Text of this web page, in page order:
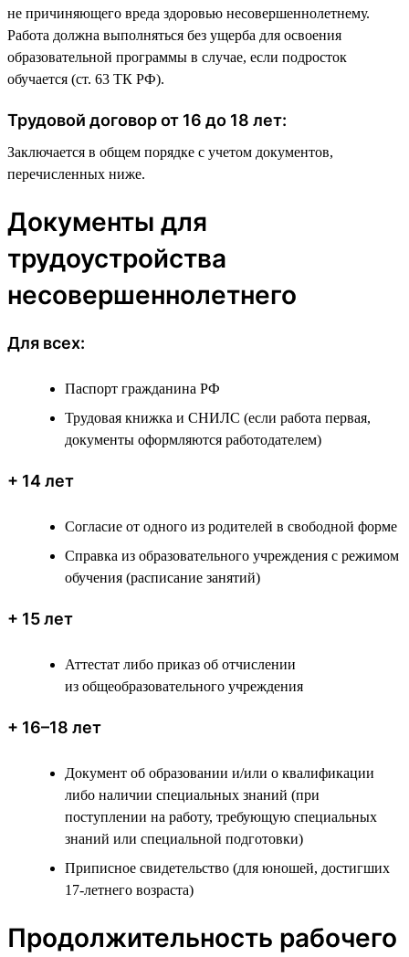
не причиняющего вреда здоровью несовершеннолетнему.
Работа должна выполняться без ущерба для освоения
образовательной программы в случае, если подросток
обучается (ст. 63 ТК РФ).
Трудовой договор от 16 до 18 лет:
Заключается в общем порядке с учетом документов,
перечисленных ниже.
Документы для
трудоустройства
несовершеннолетнего
Для всех:
Паспорт гражданина РФ
Трудовая книжка и СНИЛС (если работа первая,
документы оформляются работодателем)
+ 14 лет
Согласие от одного из родителей в свободной форме
Справка из образовательного учреждения с режимом
обучения (расписание занятий)
+ 15 лет
Аттестат либо приказ об отчислении
из общеобразовательного учреждения
+ 16–18 лет
Документ об образовании и/или о квалификации
либо наличии специальных знаний (при
поступлении на работу, требующую специальных
знаний или специальной подготовки)
Приписное свидетельство (для юношей, достигших
17-летнего возраста)
Продолжительность рабочего